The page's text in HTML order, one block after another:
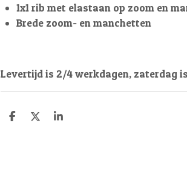
1x1 rib met elastaan op zoom en
Brede zoom- en manchetten
Levertijd is 2/4 werkdagen, zaterdag
D
D
S